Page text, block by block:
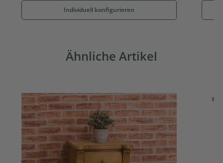
Individuell konfigurieren
Ähnliche Artikel